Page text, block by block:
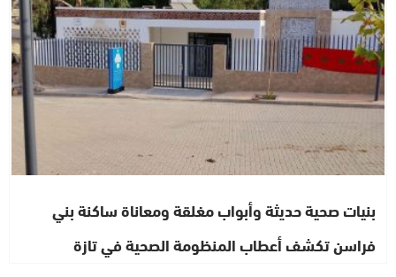
بنيات صحية حديثة وأبواب مغلقة ومعاناة ساكنة بني
فراسن تكشف أعطاب المنظومة الصحية في تازة